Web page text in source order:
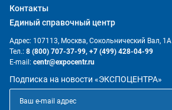
Контакты
Единый справочный центр
Адрес: 107113, Москва, Сокольнический Вал, 1А
Тел.: 8 (800) 707-37-99, +7 (499) 428-04-99
E-mail: centr@expocentr.ru
Подписка на новости «ЭКСПОЦЕНТРА»